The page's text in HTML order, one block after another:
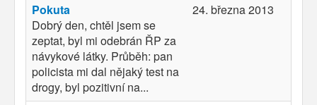
Pokuta
Dobrý den, chtěl jsem se
zeptat, byl mi odebrán ŘP za
návykové látky. Průběh: pan
policista mi dal nějaký test na
drogy, byl pozitivní na...
24. března 2013